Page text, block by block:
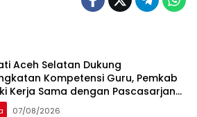
Aceh Selatan Dukung
Kompetensi Guru, Pemkab
Kerja Sama dengan Pascasarjana
07/08/2026